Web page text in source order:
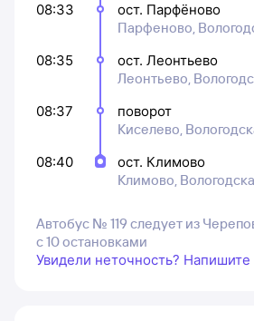
08:33
ост. Парфёново
Парфеново,
08:35
ост. Леонтьево
Леонтьево,
08:37
поворот
Киселево,
08:40
ост. Климово
Климово,
Автобус № 119 следует из
с 10 остановками
Увидели неточность? Напишите